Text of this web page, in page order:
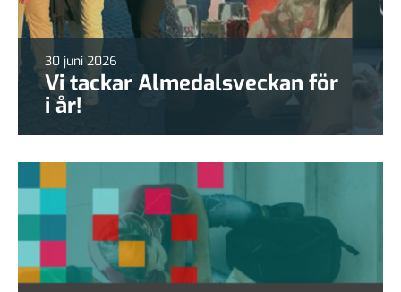
30 juni 2026
Vi tackar Almedalsveckan för
i år!